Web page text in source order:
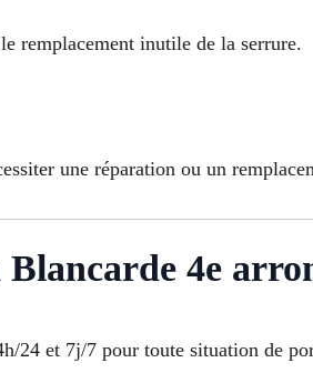
remplacement inutile de la serrure.
une réparation ou un
4e
24 et 7j/7 pour toute situation de